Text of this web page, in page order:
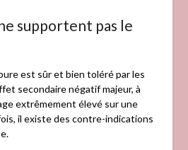
supportent pas le
est sûr et bien toléré par les
secondaire négatif majeur, à
extrêmement élevé sur une
il existe des contre-indications